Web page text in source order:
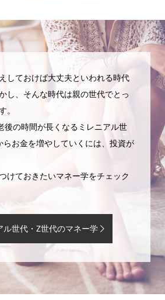
しておけば大丈夫といわれる時代
し、そんな時代は親の世代でとっ
。
後の時間が長くなるミレニアル世
らお金を増やしていくには、投資が
けておきたいマネー学をチェック
ル世代・Z世代のマネー学